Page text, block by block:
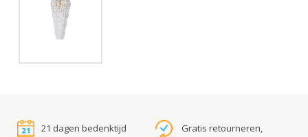
21 dagen bedenktijd
Gratis retourneren,